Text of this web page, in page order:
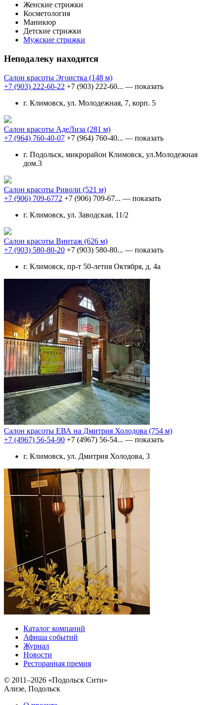
Женские стрижки
Косметология
Маникюр
Детские стрижки
Мужские стрижки
Неподалеку находятся
Салон красоты Эгоистка (148 м)
+7 (903) 222-60-22 +7 (903) 222-60... — показать
г. Климовск, ул. Молодежная, 7, корп. 5
Салон красоты АдеЛиза (281 м)
+7 (964) 760-40-07 +7 (964) 760-40... — показать
г. Подольск, микрорайон Климовск, ул.Молодежная
дом.3
Салон красоты Риволи (521 м)
+7 (906) 709-6772 +7 (906) 709-67... — показать
г. Климовск, ул. Заводская, 11/2
Салон красоты Винтаж (626 м)
+7 (903) 580-80-20 +7 (903) 580-80... — показать
г. Климовск, пр-т 50-летия Октября, д. 4а
Салон красоты ЕВА на Дмитрия Холодова (754 м)
+7 (4967) 56-54-90 +7 (4967) 56-54... — показать
г. Климовск, ул. Дмитрия Холодова, 3
Каталог компаний
Афиша событий
Журнал
Новости
Ресторанная премия
© 2011–2026 «Подольск Сити»
Ализе, Подольск